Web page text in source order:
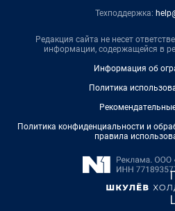
Техподдержка:
Редакция сайта не несет
информации, содержащейся в
Информация об
Политика
Политика конфиденциальности и
правила